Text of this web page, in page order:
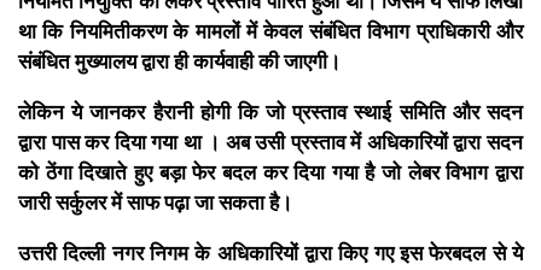
था कि नियमितीकरण के मामलों में केवल संबंधित विभाग प्राधिकारी और
संबंधित मुख्यालय द्वारा ही कार्यवाही की जाएगी।
लेकिन ये जानकर हैरानी होगी कि जो प्रस्ताव स्थाई समिति और सदन
द्वारा पास कर दिया गया था । अब उसी प्रस्ताव में अधिकारियों द्वारा सदन
को ठेंगा दिखाते हुए बड़ा फेर बदल कर दिया गया है जो लेबर विभाग द्वारा
जारी सर्कुलर में साफ पढ़ा जा सकता है।
उत्तरी दिल्ली नगर निगम के अधिकारियों द्वारा किए गए इस फेरबदल से ये